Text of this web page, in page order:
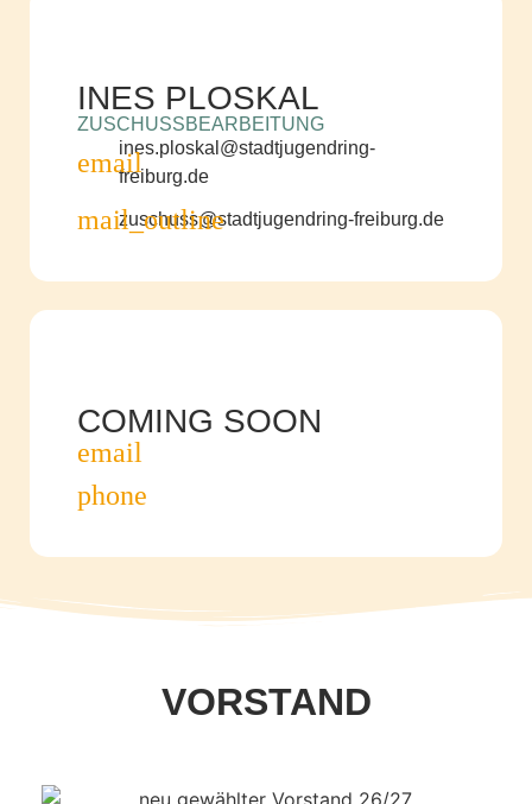
INES PLOSKAL
ZUSCHUSSBEARBEITUNG
ines.ploskal@stadtjugendring-
freiburg.de
zuschuss@stadtjugendring-freiburg.de
COMING SOON
VORSTAND